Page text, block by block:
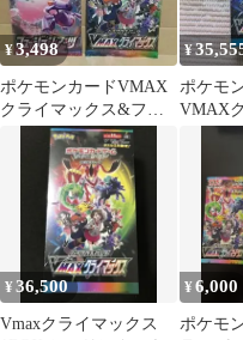
¥3,498
ポケモンカードVMAX
クライマックス&フュ
ージョンアーツ未開封
パック
¥
ポケモ
VMAX
未開封
¥36,500
Vmaxクライマックス
¥6,000
ポケモ